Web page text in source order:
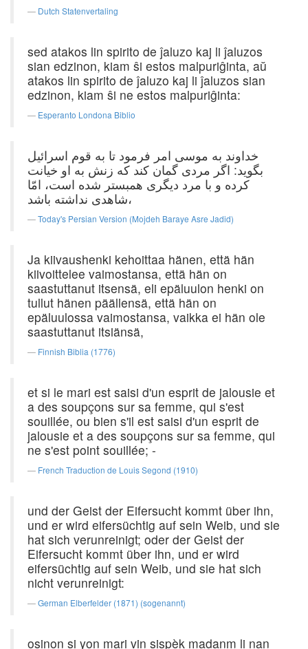
Dutch Statenvertaling
sed atakos lin spirito de ĵaluzo kaj li ĵaluzos
sian edzinon, kiam ŝi estos malpuriĝinta, aŭ
atakos lin spirito de ĵaluzo kaj li ĵaluzos sian
edzinon, kiam ŝi ne estos malpuriĝinta:
Esperanto Londona Biblio
خداوند به موسی امر فرمود تا به قوم اسرائیل
بگوید: اگر مردی گمان کند که زنش به او خیانت
کرده و با مرد دیگری همبستر شده است، امّا
شاهدی نداشته باشد،
Today's Persian Version (Mojdeh Baraye Asre Jadid)
Ja kiivaushenki kehoittaa hänen, että hän
kiivoittelee vaimostansa, että hän on
saastuttanut itsensä, eli epäluulon henki on
tullut hänen päällensä, että hän on
epäluulossa vaimostansa, vaikka ei hän ole
saastuttanut itsiänsä,
Finnish Biblia (1776)
et si le mari est saisi d'un esprit de jalousie et
a des soupçons sur sa femme, qui s'est
souillée, ou bien s'il est saisi d'un esprit de
jalousie et a des soupçons sur sa femme, qui
ne s'est point souillée; -
French Traduction de Louis Segond (1910)
und der Geist der Eifersucht kommt über ihn,
und er wird eifersüchtig auf sein Weib, und sie
hat sich verunreinigt; oder der Geist der
Eifersucht kommt über ihn, und er wird
eifersüchtig auf sein Weib, und sie hat sich
nicht verunreinigt:
German Elberfelder (1871) (sogenannt)
osinon si yon mari vin sispèk madanm li nan